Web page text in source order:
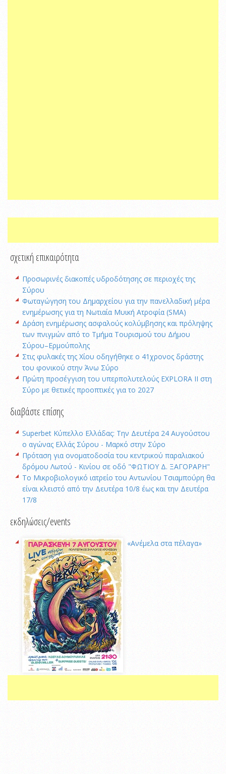
σχετική επικαιρότητα
Προσωρινές διακοπές υδροδότησης σε περιοχές της
Σύρου
Φωταγώγηση του Δημαρχείου για την πανελλαδική μέρα
ενημέρωσης για τη Νωτιαία Μυική Ατροφία (SMA)
Δράση ενημέρωσης ασφαλούς κολύμβησης και πρόληψης
των πνιγμών από το Τμήμα Τουρισμού του Δήμου
Σύρου–Ερμούπολης
Στις φυλακές της Χίου οδηγήθηκε ο 41χρονος δράστης
του φονικού στην Άνω Σύρο
Πρώτη προσέγγιση του υπερπολυτελούς EXPLORA II στη
Σύρο με θετικές προοπτικές για το 2027
διαβάστε επίσης
Superbet Κύπελλο Ελλάδας: Την Δευτέρα 24 Αυγούστου
ο αγώνας Ελλάς Σύρου - Μαρκό στην Σύρο
Πρόταση για ονοματοδοσία του κεντρικού παραλιακού
δρόμου Λωτού - Κινίου σε οδό "ΦΩΤΙΟΥ Δ. ΞΑΓΟΡΑΡΗ"
Το Μικροβιολογικό ιατρείο του Αντωνίου Τσιαμπούρη θα
είναι κλειστό από την Δευτέρα 10/8 έως και την Δευτέρα
17/8
εκδηλώσεις/events
«Ανέμελα στα πέλαγα»